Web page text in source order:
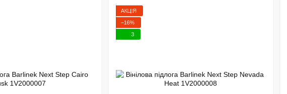
АКЦІЯ
−16%
3